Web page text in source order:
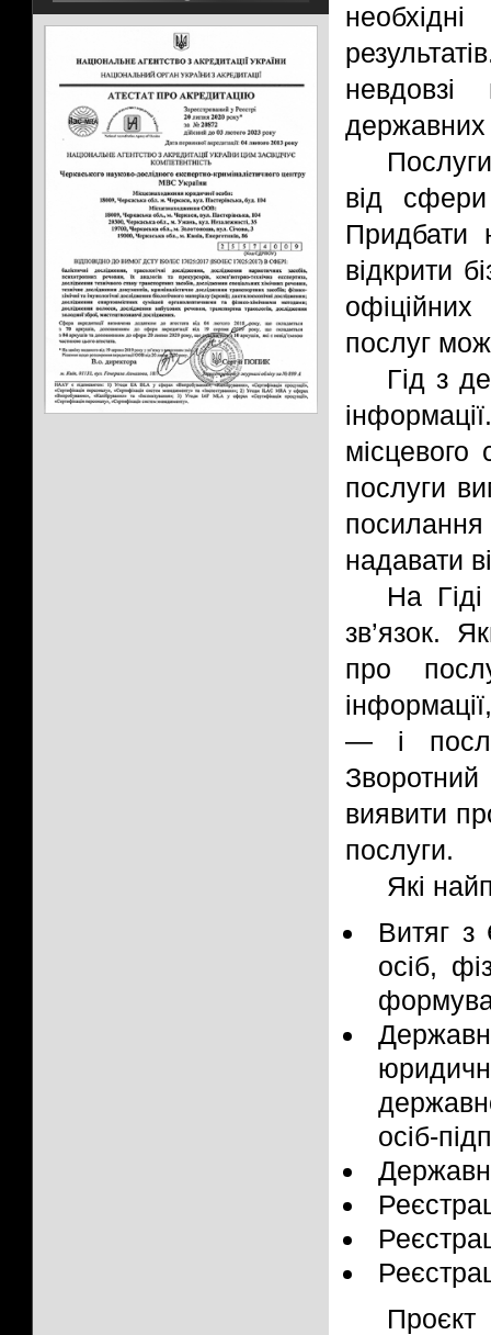
державних
від
Придбати
відкрити
послуг
Гід з
послуги
надавати
На
зв’язок.
про
— і
виявити
послуги.
Які
Витяг з
осіб,
осіб-
Проєкт